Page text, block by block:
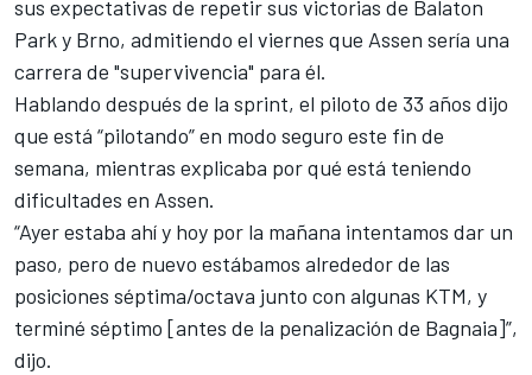
sus expectativas de repetir sus victorias de Balaton
Park y Brno, admitiendo el viernes que Assen sería una
carrera de "supervivencia" para él.
Hablando después de la sprint, el piloto de 33 años dijo
que está “pilotando” en modo seguro este fin de
semana, mientras explicaba por qué está teniendo
dificultades en Assen.
“Ayer estaba ahí y hoy por la mañana intentamos dar un
paso, pero de nuevo estábamos alrededor de las
posiciones séptima/octava junto con algunas KTM, y
terminé séptimo [antes de la penalización de Bagnaia]”,
dijo.